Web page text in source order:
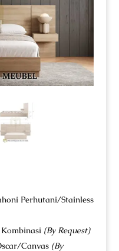
Perhutani/Stainless
(By Request)
Canvas (By